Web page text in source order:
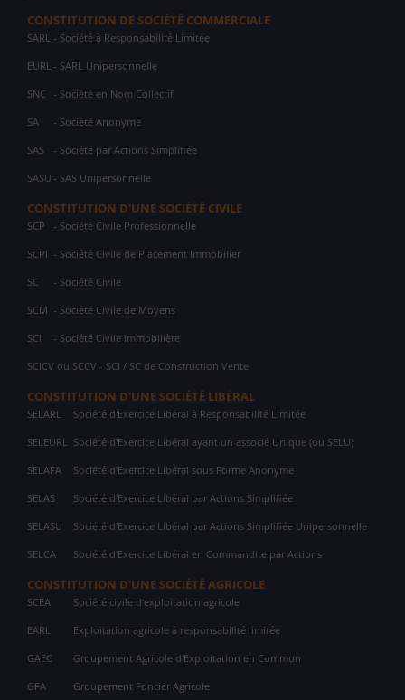
CONSTITUTION DE SOCIÉTÉ COMMERCIALE
SARL - Société à Responsabilité Limitée
EURL - SARL Unipersonnelle
SNC - Société en Nom Collectif
SA - Société Anonyme
SAS - Société par Actions Simplifiée
SASU - SAS Unipersonnelle
CONSTITUTION D'UNE SOCIÉTÉ CIVILE
SCP - Société Civile Professionnelle
SCPI - Société Civile de Placement Immobilier
SC - Société Civile
SCM - Société Civile de Moyens
SCI - Société Civile Immobilière
SCICV ou SCCV - SCI / SC de Construction Vente
CONSTITUTION D'UNE SOCIÉTÉ LIBÉRAL
SELARL Société d'Exercice Libéral à Responsabilité Limitée
SELEURL Société d'Exercice Libéral ayant un associé Unique (ou SELU)
SELAFA Société d'Exercice Libéral sous Forme Anonyme
SELAS Société d'Exercice Libéral par Actions Simplifiée
SELASU Société d'Exercice Libéral par Actions Simplifiée Unipersonnelle
SELCA Société d'Exercice Libéral en Commandite par Actions
CONSTITUTION D'UNE SOCIÉTÉ AGRICOLE
SCEA Société civile d'exploitation agricole
EARL Exploitation agricole à responsabilité limitée
GAEC Groupement Agricole d'Exploitation en Commun
GFA Groupement Foncier Agricole